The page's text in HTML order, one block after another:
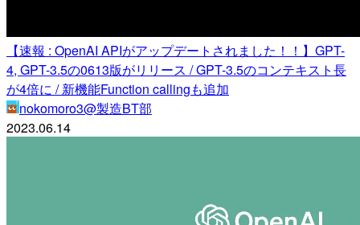
【速報 : OpenAI APIがアップデートされました！！】GPT-
4, GPT-3.5の0613版がリリース / GPT-3.5のコンテキスト長
が4倍に / 新機能Function callingも追加
nokomoro3@製造BT部
2023.06.14